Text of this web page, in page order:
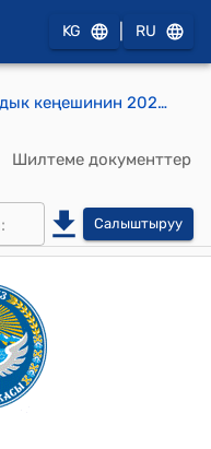
KG RU
Дөбө-Коргон айылдык кеңешинин 2026-жылдын 22-январындагы №15-7 "Уйгур-Абад айылындагы А. Эрматов көчөсүнүн №16/1 дарегинде жайгашкан турак жайдын жер тилкесин бир бөлүгүнүн 322,6 чарчы жайдын жер тилкесин соода сатык дүкөнү үчүн өзгөртүп берүүгө макулдук сурап жазган арызы жөнүндө" токтому.
Шилтеме документтер
Салыштыруу